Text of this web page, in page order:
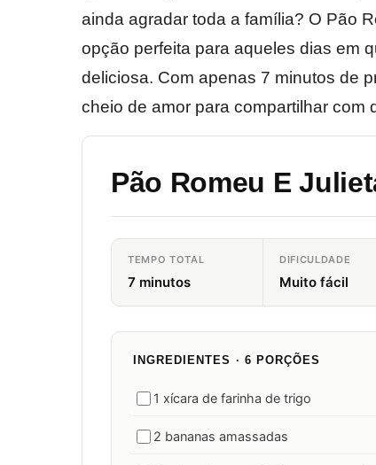
ainda agradar toda a família? O Pão
opção perfeita para aqueles dias em
deliciosa. Com apenas 7 minutos de
cheio de amor para compartilhar com
Pão Romeu E
TEMPO TOTAL
7 minutos
DIFICULDADE
Muito fácil
INGREDIENTES · 6 PORÇÕES
1 xícara de farinha de trigo
2 bananas amassadas